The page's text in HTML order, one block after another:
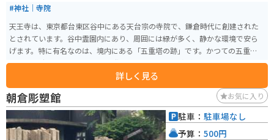
#神社｜寺院
天王寺は、東京都台東区谷中にある天台宗の寺院で、鎌倉時代に創建された
とされています。谷中霊園内にあり、周囲には緑が多く、静かな環境で安ら
げます。特に有名なのは、境内にある「五重塔の跡」です。かつての五重塔
は、江戸時代の絵画や文学にも登場し、歴史的な価値が高いとされていま
す。現在でも、その跡地には石碑が立ち、当時の面影を偲ぶことができます。
また、境内には「百体地蔵」と呼ばれる多くの地蔵尊が祀られており、訪れ
る人々の信仰を集めています。春には桜が咲き誇り、花見の名所としても知
られています。さらに、隣接する谷中霊園は、多くの歴史的人物の墓があ
り、歴史探訪の場としても人気です。
詳しく見る
朝倉彫塑館 お気に入り
駐車： 駐車場なし
予算： 500円